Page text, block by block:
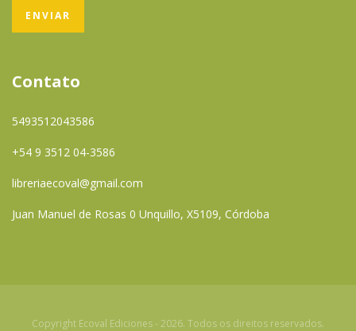
Contato
5493512043586
+54 9 3512 04-3586
libreriaecoval@gmail.com
Juan Manuel de Rosas 0 Unquillo, X5109, Córdoba
Copyright Ecoval Ediciones - 2026. Todos os direitos reservados.